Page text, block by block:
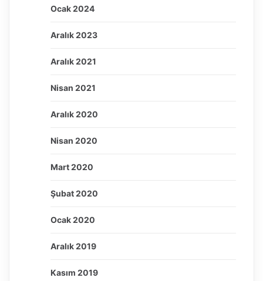
Ocak 2024
Aralık 2023
Aralık 2021
Nisan 2021
Aralık 2020
Nisan 2020
Mart 2020
Şubat 2020
Ocak 2020
Aralık 2019
Kasım 2019